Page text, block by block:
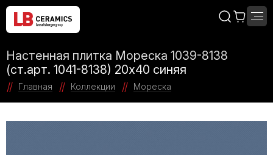
Настенная плитка Мореска 1039-8138
(ст.арт. 1041-8138) 20х40 синяя
Главная Коллекции Мореска